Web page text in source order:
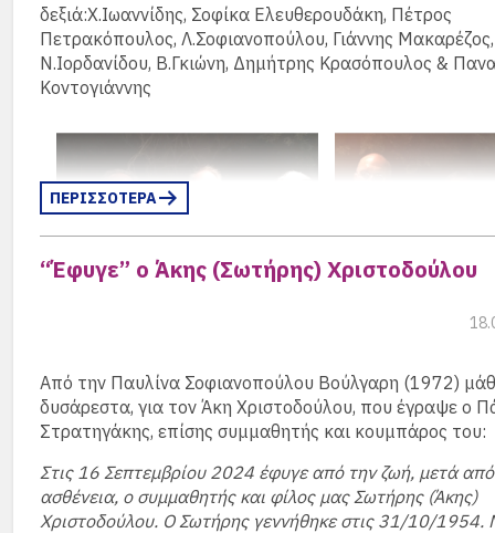
μας παραχώρησαν τον χώρο του σχολείου και για την
μας παρείχαν.
Η τάξις του 1972
Gert Hillbrecht
Γιάννης Δανιήλ
δεξιά:Χ.Ιωαννίδης, Σοφίκα Ελευθερουδάκη, Πέτρος
Πετρακόπουλος, Λ.Σοφιανοπούλου, Γιάννης Μακαρέζος,
Ν.Ιορδανίδου, Β.Γκιώνη, Δημήτρης Κρασόπουλος &
Κοντογιάννης
ΠΕΡΙΣΣΟΤΕΡΑ
“Έφυγε” ο Άκης (Σωτήρης) Χριστοδούλου
Από την Παυλίνα Σοφιανοπούλου Βούλγαρη (1972)
δυσάρεστα, για τον Άκη Χριστοδούλου, που έγραψε ο
Στρατηγάκης, επίσης συμμαθητής και κουμπάρος του:
Στις 16 Σεπτεμβρίου 2024 έφυγε από την ζωή, μετά
ασθένεια, ο συμμαθητής και φίλος μας Σωτήρης (Άκης)
Χριστοδούλου. Ο Σωτήρης γεννήθηκε στις 31/10/1954.